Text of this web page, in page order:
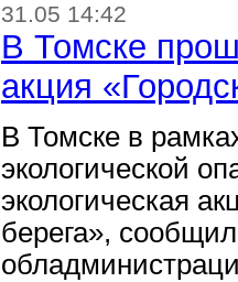
31.05 14:42
В Томске
акция
В Томске в
экологической
экологическая
берега»,